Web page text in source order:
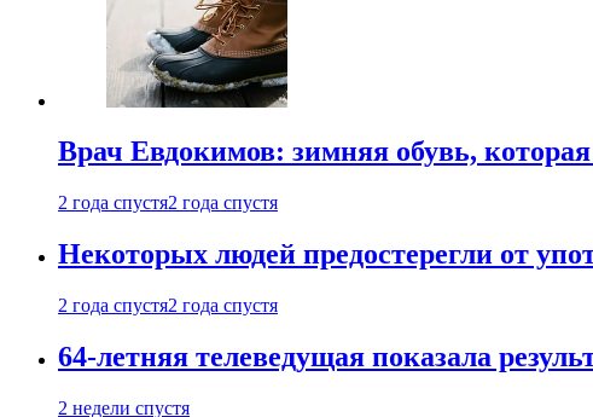
Врач Евдокимов: зимняя обувь,
2 года спустя2 года спустя
Некоторых людей предостерегли от
2 года спустя2 года спустя
64-летняя телеведущая показала
2 недели спустя